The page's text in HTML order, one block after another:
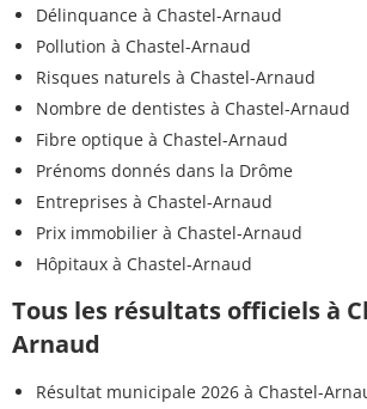
Délinquance à Chastel-Arnaud
Pollution à Chastel-Arnaud
Risques naturels à Chastel-Arnaud
Nombre de dentistes à Chastel-Arnaud
Fibre optique à Chastel-Arnaud
Prénoms donnés dans la Drôme
Entreprises à Chastel-Arnaud
Prix immobilier à Chastel-Arnaud
Hôpitaux à Chastel-Arnaud
Tous les résultats officiels à
Arnaud
Résultat municipale 2026 à Chastel-